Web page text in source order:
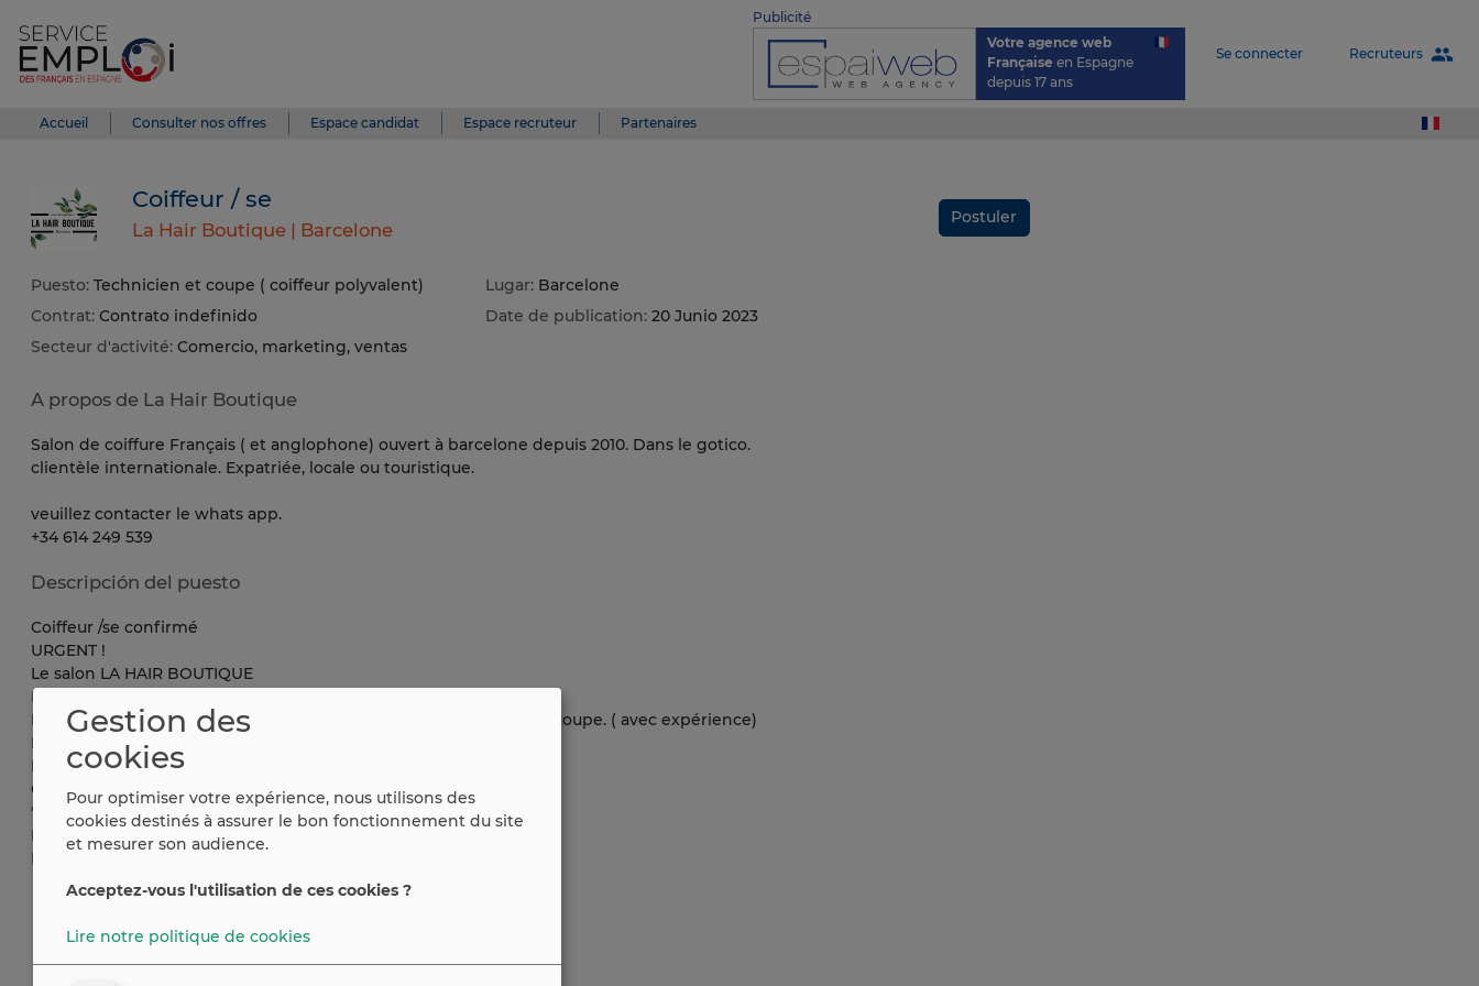
Publicité
Votre agence web
Française en Espagne
depuis 17 ans
Se connecter Recruteurs people
Accueil Consulter nos offres Espace candidat Espace recruteur Partenaires
Coiffeur / se
La Hair Boutique | Barcelone
Postuler
Puesto: Technicien et coupe ( coiffeur polyvalent) Lugar: Barcelone
Contrat: Contrato indefinido Date de publication: 20 Junio 2023
Secteur d'activité: Comercio, marketing, ventas
A propos de La Hair Boutique
Salon de coiffure Français ( et anglophone) ouvert à barcelone depuis 2010. Dans le gotico.
clientèle internationale. Expatriée, locale ou touristique.
veuillez contacter le whats app.
+34 614 249 539
Descripción del puesto
Coiffeur /se confirmé
URGENT !
Le salon LA HAIR BOUTIQUE
Recherche un/une coiffeur /se
Polyvalent , technique ( balayage, mèches, lissage, extensions) et coupe. ( avec expérience)
Pour un poste à plein temps. Barcelone gotico
Le salon est ouvert depuis 2010.
Cliente Française et internationale
*Salaire intéressant
Base , plus commissions (15%)
Merci , Véronique
Gestion des
cookies
Pour optimiser votre expérience, nous utilisons des
cookies destinés à assurer le bon fonctionnement du site
et mesurer son audience.
Acceptez-vous l'utilisation de ces cookies ?
Lire notre politique de cookies